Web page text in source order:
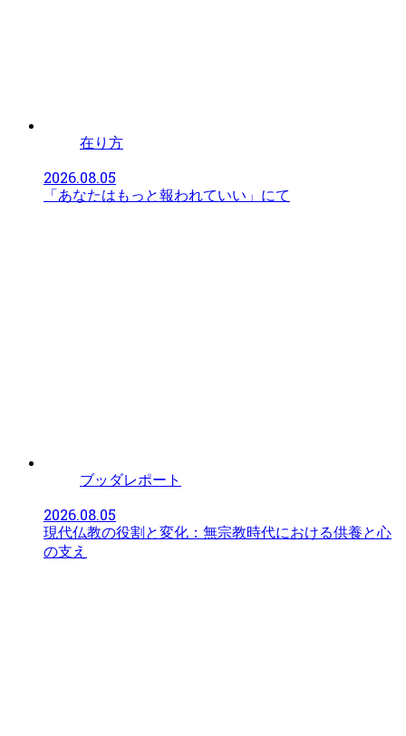
在り方
2026.08.05
「あなたはもっと報われていい」にて
ブッダレポート
2026.08.05
現代仏教の役割と変化：無宗教時代における供養と心
の支え